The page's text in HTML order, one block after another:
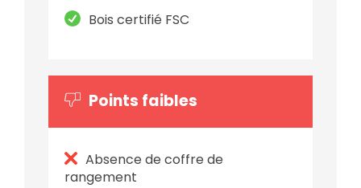
Bois certifié FSC
Points faibles
Absence de coffre de
rangement